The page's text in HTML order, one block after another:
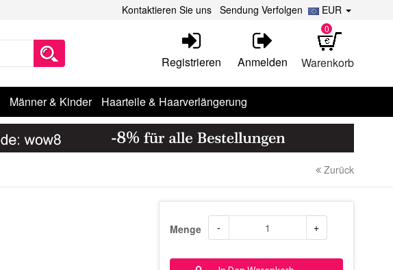
EUR
Kontaktieren Sie uns Sendung Verfolgen
Warenkorb
0
Registrieren Anmelden
Männer & Kinder Haarteile & Haarverlängerung
Zurück
Menge - +